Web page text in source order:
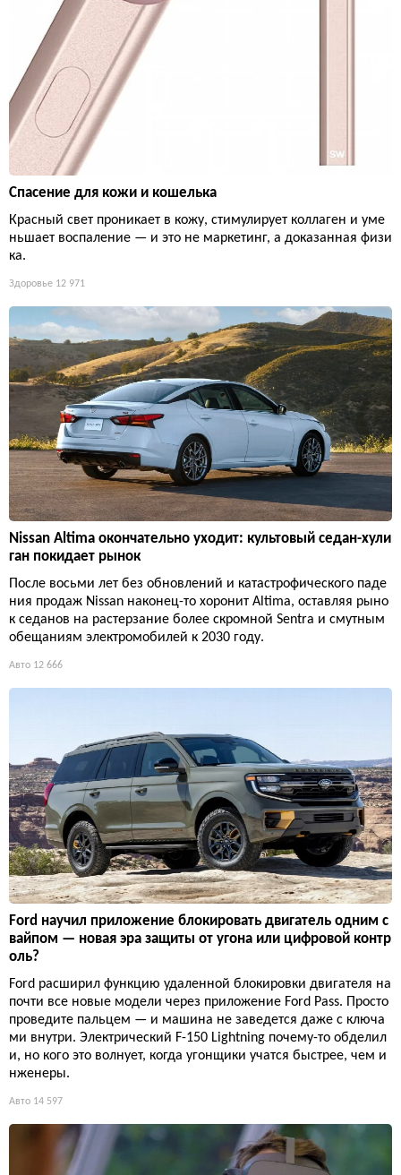
Спасение для кожи и кошелька
Красный свет проникает в кожу, стимулирует коллаген и уме
ньшает воспаление — и это не маркетинг, а доказанная физи
ка.
Здоровье 12 971
Nissan Altima окончательно уходит: культовый седан-хули
ган покидает рынок
После восьми лет без обновлений и катастрофического паде
ния продаж Nissan наконец-то хоронит Altima, оставляя рыно
к седанов на растерзание более скромной Sentra и смутным
обещаниям электромобилей к 2030 году.
Авто 12 666
Ford научил приложение блокировать двигатель одним с
вайпом — новая эра защиты от угона или цифровой контр
оль?
Ford расширил функцию удаленной блокировки двигателя на
почти все новые модели через приложение Ford Pass. Просто
проведите пальцем — и машина не заведется даже с ключа
ми внутри. Электрический F-150 Lightning почему-то обделил
и, но кого это волнует, когда угонщики учатся быстрее, чем и
нженеры.
Авто 14 597